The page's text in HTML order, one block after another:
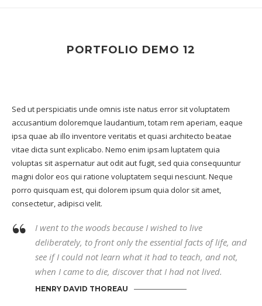
PORTFOLIO DEMO 12
Sed ut perspiciatis unde omnis iste natus error sit voluptatem
accusantium doloremque laudantium, totam rem aperiam, eaque
ipsa quae ab illo inventore veritatis et quasi architecto beatae
vitae dicta sunt explicabo. Nemo enim ipsam luptatem quia
voluptas sit aspernatur aut odit aut fugit, sed quia consequuntur
magni dolor eos qui ratione voluptatem sequi nesciunt. Neque
porro quisquam est, qui dolorem ipsum quia dolor sit amet,
consectetur, adipisci velit.
I went to the woods because I wished to live
deliberately, to front only the essential facts of life, and
see if I could not learn what it had to teach, and not,
when I came to die, discover that I had not lived.
HENRY DAVID THOREAU